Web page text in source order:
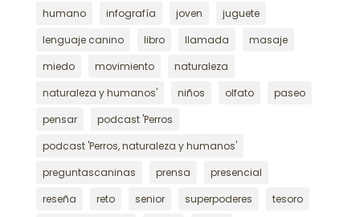
humano
infografía joven
juguete
lenguaje canino
libro llamada
masaje
miedo
movimiento
naturaleza
naturaleza y humanos'
niños olfato
paseo
pensar
podcast 'Perros
podcast 'Perros, naturaleza y humanos'
preguntascaninas
prensa
presencial
reseña
reto senior superpoderes
tesoro